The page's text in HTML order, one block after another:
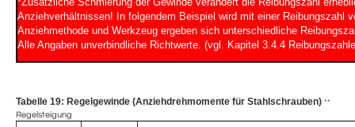
Anziehverhältnissen! In folgendem Beispiel wird mit einer Reibungszahl
Anziehmethode und Werkzeug ergeben sich unterschiedliche
Alle Angaben unverbindliche Richtwerte. (vgl. Kapitel 3.4.4
Tabelle 19: Regelgewinde (Anziehdrehmomente für Stahlschrauben) **
Regelsteigung